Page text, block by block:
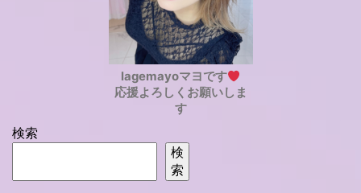
lagemayoマヨです
応援よろしくお願いしま
す
検索
検
索